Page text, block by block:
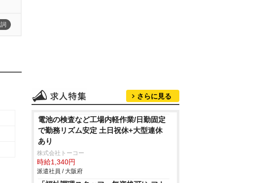
さらに見る
電池の検査など工場内軽作業/日勤固定
で勤務リズム安定 土日祝休+大型連休
あり
株式会社トーコー
時給1,340円
派遣社員 / 大阪府